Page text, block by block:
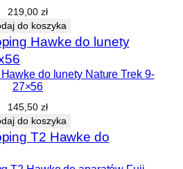
219,00 zł
do koszyka
do lunety Nature Trek 9-
27×56
145,50 zł
do koszyka